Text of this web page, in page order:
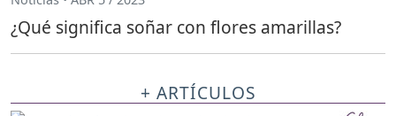
¿Qué significa soñar con flores amarillas?
+ ARTÍCULOS